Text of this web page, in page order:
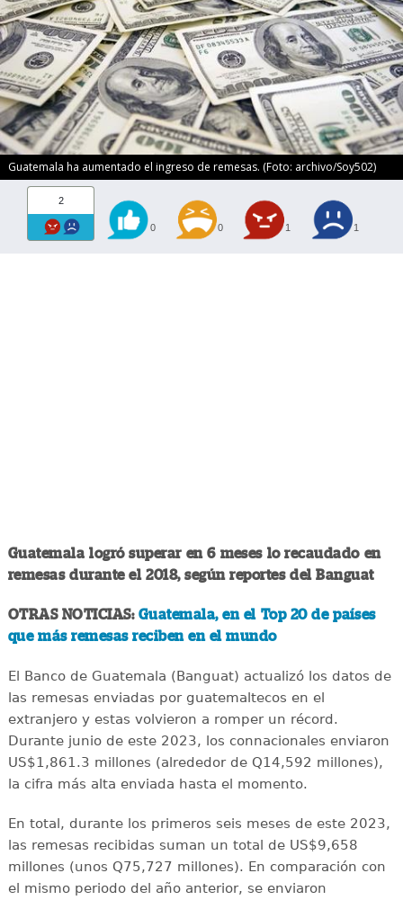
Guatemala ha aumentado el ingreso de remesas. (Foto: archivo/Soy502)
2
0 0 1 1
Guatemala logró superar en 6 meses lo recaudado en
remesas durante el 2018, según reportes del Banguat
OTRAS NOTICIAS: Guatemala, en el Top 20 de países
que más remesas reciben en el mundo
El Banco de Guatemala (Banguat) actualizó los datos de
las remesas enviadas por guatemaltecos en el
extranjero y estas volvieron a romper un récord.
Durante junio de este 2023, los connacionales enviaron
US$1,861.3 millones (alrededor de Q14,592 millones),
la cifra más alta enviada hasta el momento.
En total, durante los primeros seis meses de este 2023,
las remesas recibidas suman un total de US$9,658
millones (unos Q75,727 millones). En comparación con
el mismo periodo del año anterior, se enviaron